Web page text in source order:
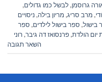
גרוסמן,לבשל כמו גדולים,
, מרב סריג, מריון בילה, ניסויים
בישול, ספר בישול לילדים, ספר
יום הולדת,פרנסואז דה גיבר, רוני
השאר תגובה